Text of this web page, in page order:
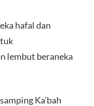
hafal dan
lembut beraneka
Ka’bah